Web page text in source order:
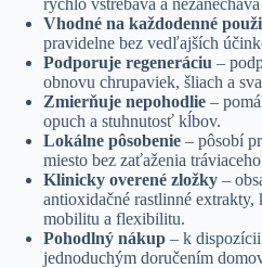
Vhodné na každodenné
pravidelne bez vedľajších
Podporuje regeneráciu –
obnovu chrupaviek, šliach a
Zmierňuje nepohodlie –
opuch a stuhnutosť kĺbov.
Lokálne pôsobenie – pôsobí
miesto bez zaťaženia
Klinicky overené zložky –
antioxidačné rastlinné extrakty,
mobilitu a flexibilitu.
Pohodlný nákup – k
jednoduchým doručením